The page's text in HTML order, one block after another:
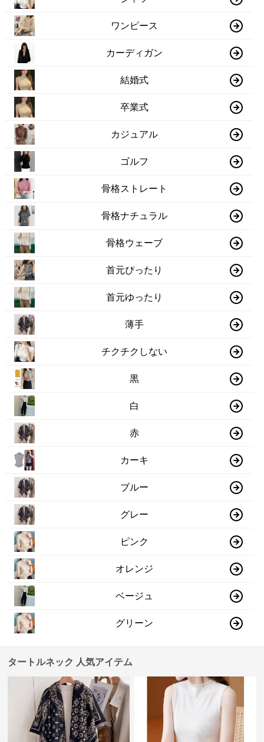
ワンピース
カーディガン
結婚式
卒業式
カジュアル
ゴルフ
骨格ストレート
骨格ナチュラル
骨格ウェーブ
首元ぴったり
首元ゆったり
薄手
チクチクしない
黒
白
赤
カーキ
ブルー
グレー
ピンク
オレンジ
ベージュ
グリーン
タートルネック 人気アイテム